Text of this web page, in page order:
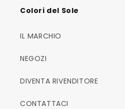
Colori del Sole
IL MARCHIO
NEGOZI
DIVENTA RIVENDITORE
CONTATTACI